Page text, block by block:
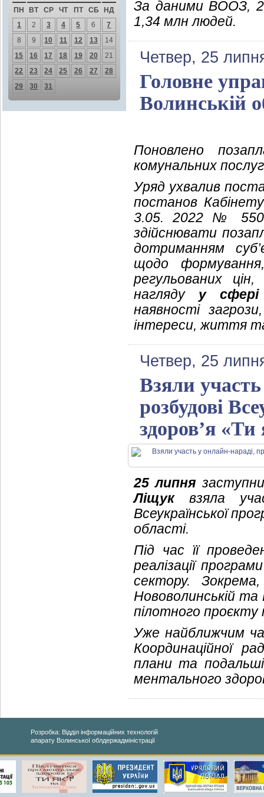
ПН ВТ СР ЧТ ПТ СБ
НД
1
2 3 4 5 6
7
8
9 10 11 12 13
14
15
16 17 18 19 20
21
22
23 24 25 26 27
28
29
30 31
За даними ВООЗ,
1,34 млн людей.
Четвер, 25
Головне
Волинській
Поновлено
комунальних
Уряд ухвалив
постанов
3.05. 2022 №
здійснювати
дотриманням
щодо
регульованих
нагляду у сфері
наявності
інтереси, життя
Четвер, 25
Взяли
розбудові
здоров’я «Ти
25 липня
Ліщуквзяла
Всеукраїнської
області.
Під час її
реалізації
сектору.
Нововолинській та
пілотного
Уже найближчим
Координаційної
плани та подальші
ментального
Розробка: Відділ інформаційних технологій
апарату Волинської облдержадміністрації